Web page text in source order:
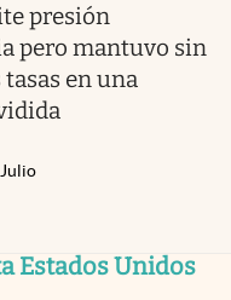
presión
pero mantuvo sin
en una
Estados Unidos